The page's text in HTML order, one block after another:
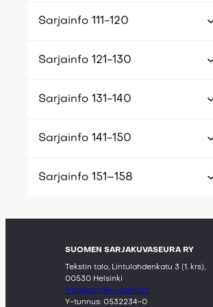
Sarjainfo 111-120
Sarjainfo 121-130
Sarjainfo 131-140
Sarjainfo 141-150
Sarjainfo 151–158
SUOMEN SARJAKUVASEURA RY
Tekstin talo, Lintulahdenkatu 3 (1. krs),
00530 Helsinki
info@sarjakuvaseura.fi
Y-tunnus: 0532234-0